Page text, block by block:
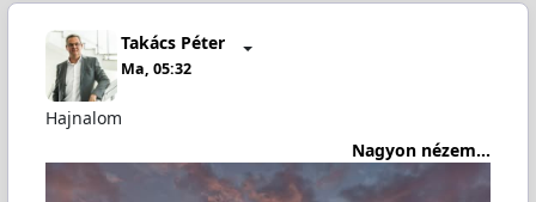
Takács Péter
Ma, 05:32
Hajnalom
Nagyon nézem...